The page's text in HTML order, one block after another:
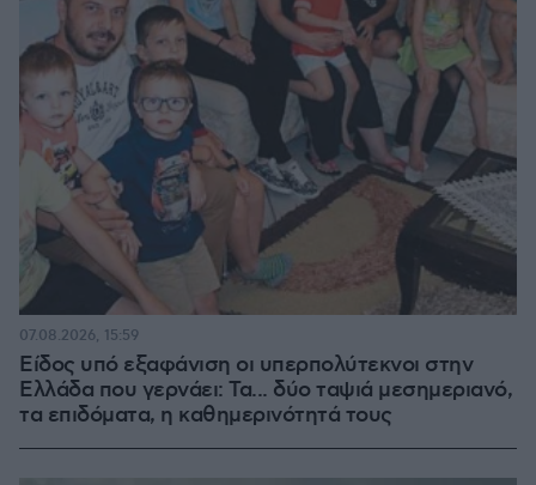
Είδος υπό εξαφάνιση οι υπερπολύτεκνοι στην
Ελλάδα που γερνάει: Τα... δύο ταψιά μεσημεριανό,
τα επιδόματα, η καθημερινότητά τους
07.08.2026, 15:59